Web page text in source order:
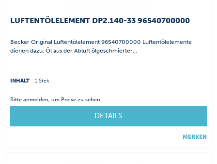
LUFTENTÖLELEMENT DP2.140-33 96540700000
Becker Original Luftentölelement 96540700000 Luftentölelemente
dienen dazu, Öl aus der Abluft ölgeschmierter...
INHALT 1 Stck.
Bitteanmelden, um Preise zu sehen.
DETAILS
MERKEN